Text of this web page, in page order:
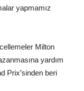
yapmamız
Milton
yardım
Prix’sinden beri